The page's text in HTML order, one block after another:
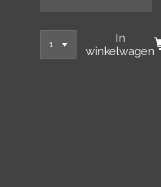
In
winkelwagen